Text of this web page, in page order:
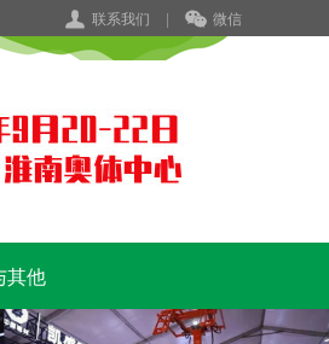
联系我们 | 微信
其他